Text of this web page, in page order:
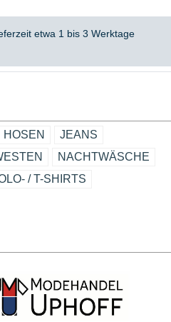
etwa 1 bis 3 Werktage
HOSEN
JEANS
NACHTWÄSCHE
/ T-SHIRTS